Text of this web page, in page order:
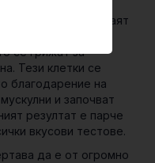
учените се нуждаят
От него те
се грижат за
Тези клетки се
благодарение на
и започват
резултат е парче
вкусови тестове.
да е от огромно